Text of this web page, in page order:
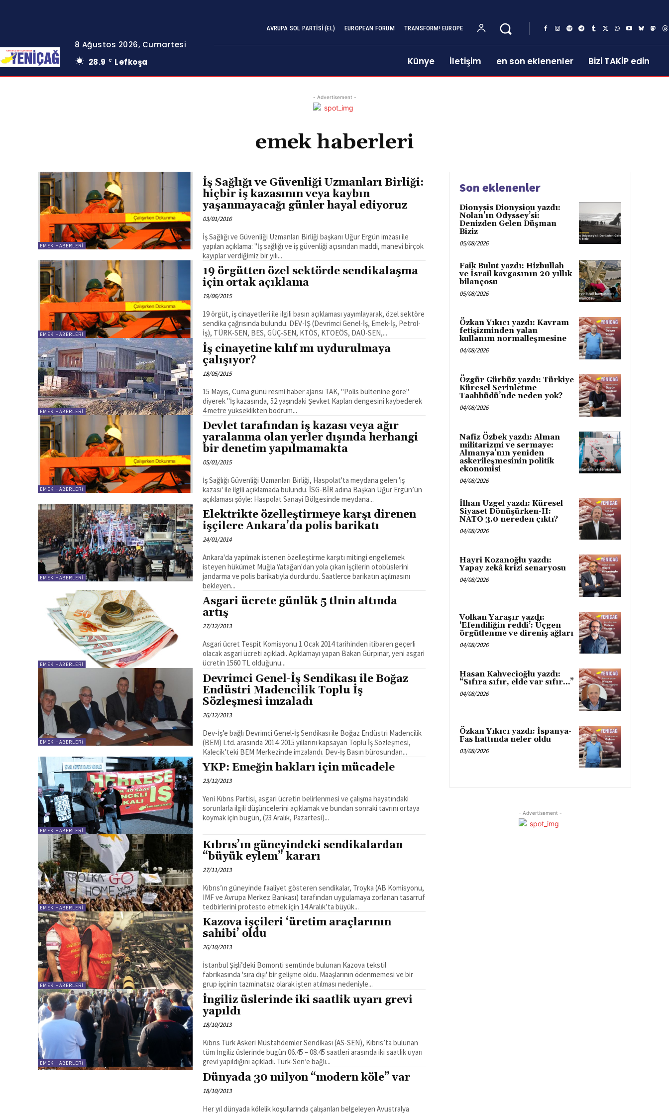
8 Ağustos 2026, Cumartesi
28.9
C Lefkoşa
AVRUPA SOL PARTISI (EL) EUROPEAN FORUM TRANSFORM! EUROPE
Künye İletişim en son eklenenler Bizi TAKİP edin
- Advertisement -
emek haberleri
EMEK HABERLERI
İş Sağlığı ve Güvenliği Uzmanları Birliği:
hiçbir iş kazasının veya kaybın
yaşanmayacağı günler hayal ediyoruz
03/01/2016
İş Sağlığı ve Güvenliği Uzmanları Birliği başkanı Uğur Ergün imzası ile
yapılan açıklama: "İş sağlığı ve iş güvenliği açısından maddi, manevi birçok
kayıplar verdiğimiz bir yılı...
EMEK HABERLERI
19 örgütten özel sektörde sendikalaşma
için ortak açıklama
19/06/2015
19 örgüt, iş cinayetleri ile ilgili basın açıklaması yayımlayarak, özel sektöre
sendika çağrısında bulundu. DEV-İŞ (Devrimci Genel-İş, Emek-İş, Petrol-
İş), TÜRK-SEN, BES, GÜÇ-SEN, KTÖS, KTOEÖS, DAÜ-SEN,...
EMEK HABERLERI
İş cinayetine kılıf mı uydurulmaya
çalışıyor?
18/05/2015
15 Mayıs, Cuma günü resmi haber ajansı TAK, "Polis bültenine göre"
diyerek "İş kazasında, 52 yaşındaki Şevket Kaplan dengesini kaybederek
4 metre yükseklikten bodrum...
EMEK HABERLERI
Devlet tarafından iş kazası veya ağır
yaralanma olan yerler dışında herhangi
bir denetim yapılmamakta
05/01/2015
İş Sağlığı Güvenliği Uzmanları Birliği, Haspolat'ta meydana gelen 'iş
kazası' ile ilgili açıklamada bulundu. İSG-BİR adına Başkan Uğur Ergün’ün
açıklaması şöyle: Haspolat Sanayi Bölgesinde meydana...
EMEK HABERLERI
Elektrikte özelleştirmeye karşı direnen
işçilere Ankara’da polis barikatı
24/01/2014
Ankara'da yapılmak istenen özelleştirme karşıtı mitingi engellemek
isteyen hükümet Muğla Yatağan'dan yola çıkan işçilerin otobüslerini
jandarma ve polis barikatıyla durdurdu. Saatlerce barikatın açılmasını
bekleyen...
EMEK HABERLERI
Asgari ücrete günlük 5 tlnin altında
artış
27/12/2013
Asgari ücret Tespit Komisyonu 1 Ocak 2014 tarihinden itibaren geçerli
olacak asgari ücreti açıkladı. Açıklamayı yapan Bakan Gürpınar, yeni asgari
ücretin 1560 TL olduğunu...
EMEK HABERLERI
Devrimci Genel-İş Sendikası ile Boğaz
Endüstri Madencilik Toplu İş
Sözleşmesi imzaladı
26/12/2013
Dev-İş’e bağlı Devrimci Genel-İş Sendikası ile Boğaz Endüstri Madencilik
(BEM) Ltd. arasında 2014-2015 yıllarını kapsayan Toplu İş Sözleşmesi,
Kalecik’teki BEM Merkezinde imzalandı. Dev-İş Basın bürosundan...
EMEK HABERLERI
YKP: Emeğin hakları için mücadele
23/12/2013
Yeni Kıbrıs Partisi, asgari ücretin belirlenmesi ve çalışma hayatındaki
sorunlarla ilgili düşüncelerini açıklamak ve bundan sonraki tavrını ortaya
koymak için bugün, (23 Aralık, Pazartesi)...
EMEK HABERLERI
Kıbrıs’ın güneyindeki sendikalardan
“büyük eylem” kararı
27/11/2013
Kıbrıs’ın güneyinde faaliyet gösteren sendikalar, Troyka (AB Komisyonu,
IMF ve Avrupa Merkez Bankası) tarafından uygulamaya zorlanan tasarruf
tedbirlerini protesto etmek için 14 Aralık’ta büyük...
EMEK HABERLERI
Kazova işçileri ‘üretim araçlarının
sahibi’ oldu
26/10/2013
İstanbul Şişli’deki Bomonti semtinde bulunan Kazova tekstil
fabrikasında 'sıra dışı' bir gelişme oldu. Maaşlarının ödenmemesi ve bir
grup işçinin tazminatsız olarak işten atılması nedeniyle...
EMEK HABERLERI
İngiliz üslerinde iki saatlik uyarı grevi
yapıldı
18/10/2013
Kıbrıs Türk Askeri Müstahdemler Sendikası (AS-SEN), Kıbrıs’ta bulunan
tüm İngiliz üslerinde bugün 06.45 – 08.45 saatleri arasında iki saatlik uyarı
grevi yapıldığını açıkladı. Türk-Sen’e bağlı...
Dünyada 30 milyon “modern köle” var
18/10/2013
Her yıl dünyada kölelik koşullarında çalışanları belgeleyen Avustralya
Son eklenenler
Dionysis Dionysiou yazdı:
Nolan’ın Odyssey’si:
Denizden Gelen Düşman
Biziz
05/08/2026
Faik Bulut yazdı: Hizbullah
ve İsrail kavgasının 20 yıllık
bilançosu
05/08/2026
Özkan Yıkıcı yazdı: Kavram
fetişizminden yalan
kullanım normalleşmesine
04/08/2026
Özgür Gürbüz yazdı: Türkiye
Küresel Serinletme
Taahhüdü’nde neden yok?
04/08/2026
Nafiz Özbek yazdı: Alman
militarizmi ve sermaye:
Almanya’nın yeniden
askerileşmesinin politik
ekonomisi
04/08/2026
İlhan Uzgel yazdı: Küresel
Siyaset Dönüşürken-II:
NATO 3.0 nereden çıktı?
04/08/2026
Hayri Kozanoğlu yazdı:
Yapay zekâ krizi senaryosu
04/08/2026
Volkan Yaraşır yazdı:
‘Efendiliğin reddi’: Üçgen
örgütlenme ve direniş ağları
04/08/2026
Hasan Kahvecioğlu yazdı:
“Sıfıra sıfır, elde var sıfır…”
04/08/2026
Özkan Yıkıcı yazdı: İspanya-
Fas hattında neler oldu
03/08/2026
- Advertisement -